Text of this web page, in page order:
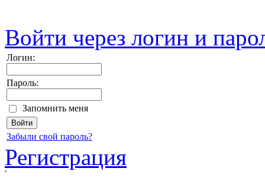
Войти через логин и
Логин:
Пароль:
Запомнить меня
Забыли свой пароль?
Регистрация